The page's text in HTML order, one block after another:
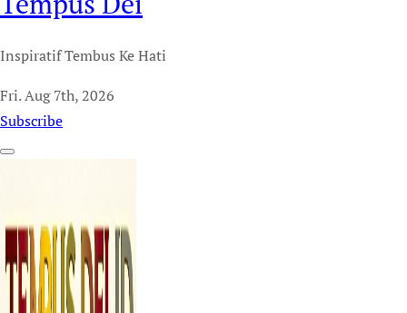
Inspiratif Tembus Ke Hati
Fri. Aug 7th, 2026
Subscribe